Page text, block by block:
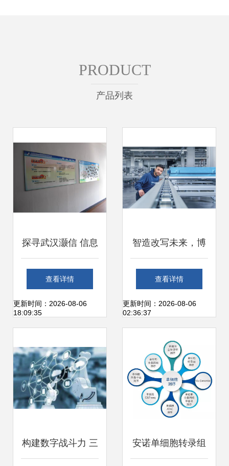
PRODUCT
产品列表
探寻武汉灏信 信息
技术服务引领智慧
解决方案
查看详情
更新时间：2026-08-06
18:09:35
智造改写未来，博
世力士乐全价值链
赋能工博会
查看详情
更新时间：2026-08-06
02:36:37
构建数字战斗力 三 安诺单细胞转录组